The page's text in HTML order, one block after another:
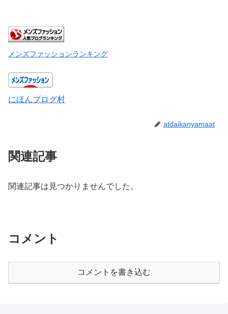
メンズファッションランキング
にほんブログ村
atdaikanyamaat
関連記事
関連記事は見つかりませんでした。
コメント
コメントを書き込む